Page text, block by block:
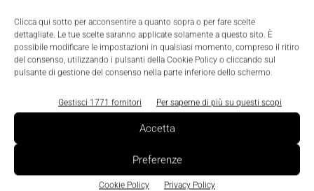
Clicca qui sotto per acconsentire a quanto sopra o per fare scelte
dettagliate. Le tue scelte saranno applicate solamente a questo sito. È
possibile modificare le impostazioni in qualsiasi momento, compreso il ritiro
del consenso, utilizzando i pulsanti della Cookie Policy o cliccando sul
pulsante di gestione del consenso nella parte inferiore dello schermo.
Gestisci 1771 fornitori Per saperne di più su questi scopi
Accetta
Preferenze
Cookie Policy Privacy Policy